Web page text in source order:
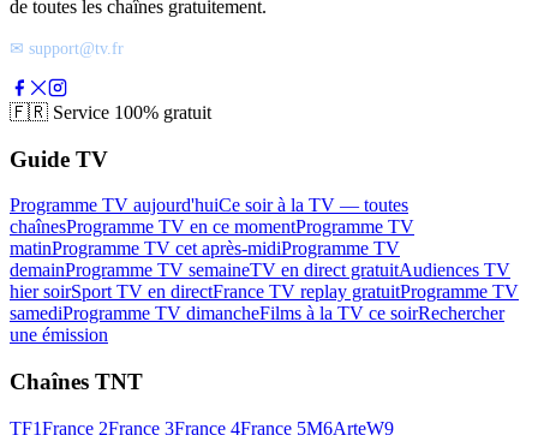
de toutes les chaînes gratuitement.
✉ support@tv.fr
🇫🇷 Service 100% gratuit
Guide TV
Programme TV aujourd'huiCe soir à la TV — toutes
chaînesProgramme TV en ce momentProgramme TV
matinProgramme TV cet après-midiProgramme TV
demainProgramme TV semaineTV en direct gratuitAudiences TV
hier soirSport TV en directFrance TV replay gratuitProgramme TV
samediProgramme TV dimancheFilms à la TV ce soirRechercher
une émission
Chaînes TNT
TF1France 2France 3France 4France 5M6ArteW9